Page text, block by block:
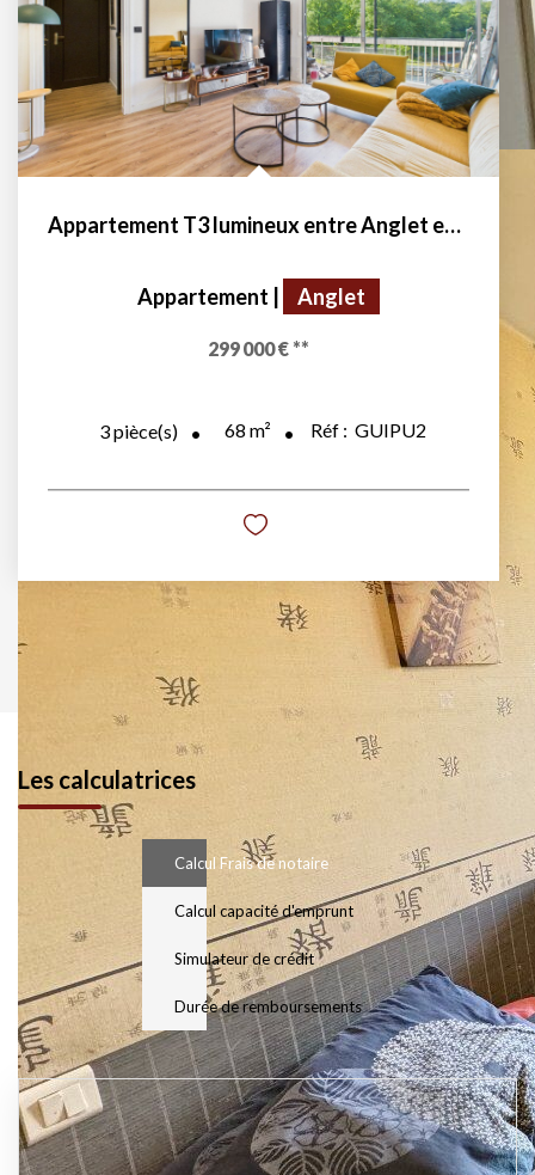
Appartement T3 lumineux entre Anglet et Biarritz
Appartement Anglet
299 000 € **
3pièce(s) 68 m² Réf : GUIPU2
Les calculatrices
Calcul Frais de notaire
Calcul capacité d'emprunt
Simulateur de crédit
Durée de remboursements